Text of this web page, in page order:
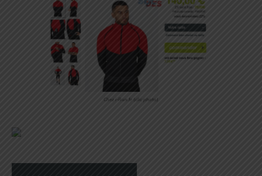
Chez i-Run.fr (clic photo)